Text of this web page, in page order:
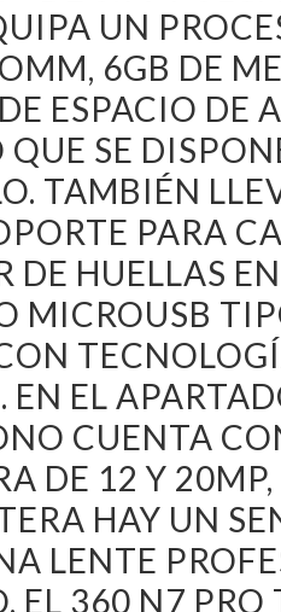
UN
6GB DE
ESPACIO DE
QUE SE
TAMBIÉN
PARA
DE HUELLAS
MICROUSB
EN EL
CUENTA
DE 12 Y
HAY UN
LENTE
EL 360 N7